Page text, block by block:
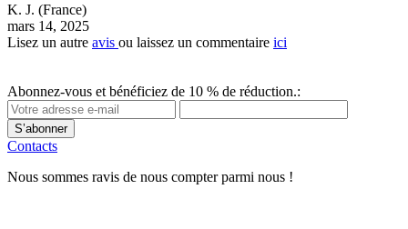
K. J. (France)
mars 14, 2025
Lisez un autre avis ou laissez un commentaire ici
Abonnez-vous et bénéficiez de 10 % de réduction.:
S’abonner
Contacts
Nous sommes ravis de nous compter parmi nous !